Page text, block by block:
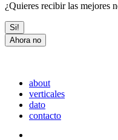
¿Quieres recibir las mejores
Si!
Ahora no
about
verticales
dato
contacto